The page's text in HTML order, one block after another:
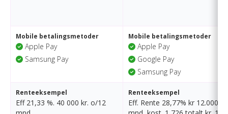
Mobile betalingsmetoder
Apple Pay
Samsung Pay
Mobile betalingsmetoder
Apple Pay
Google Pay
Samsung Pay
Renteeksempel
Eff 21,33 %. 40 000 kr. o/12
Renteeksempel
Eff. Rente 28,77% kr 12.000/